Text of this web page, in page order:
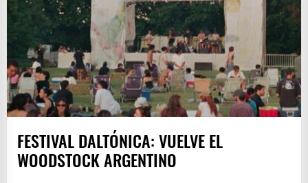
FESTIVAL DALTÓNICA: VUELVE EL
WOODSTOCK ARGENTINO